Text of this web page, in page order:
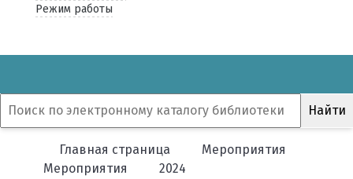
Режим работы
Главная страница
Мероприятия
Мероприятия
2024